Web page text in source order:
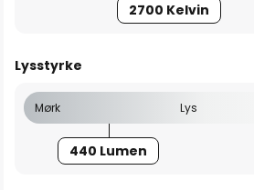
2700 Kelvin
Lysstyrke
Mørk Lys
440 Lumen